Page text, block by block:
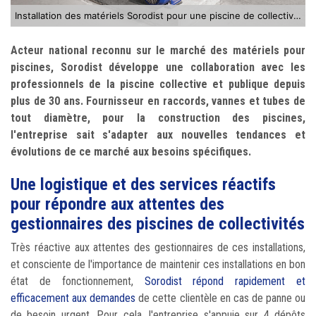
Installation des matériels Sorodist pour une piscine de collectivité ©Nicollier
Acteur national reconnu sur le marché des matériels pour
piscines, Sorodist développe une collaboration avec les
professionnels de la piscine collective et publique depuis
plus de 30 ans. Fournisseur en raccords, vannes et tubes de
tout diamètre, pour la construction des piscines,
l'entreprise sait s'adapter aux nouvelles tendances et
évolutions de ce marché aux besoins spécifiques.
Une logistique et des services réactifs
pour répondre aux attentes des
gestionnaires des piscines de collectivités
Très réactive aux attentes des gestionnaires de ces installations,
et consciente de l'importance de maintenir ces installations en bon
état de fonctionnement, Sorodist répond rapidement et
efficacement aux demandes de cette clientèle en cas de panne ou